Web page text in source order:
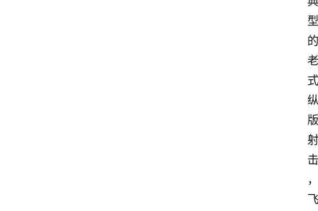
型
的
老
式
纵
版
射
击
，
飞